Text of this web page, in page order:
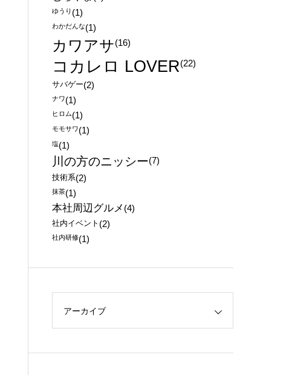
ゆうり (1)
わかだんな(1)
カワアサ(16)
コカレロ LOVER(22)
サバゲー(2)
ナワ(1)
ヒロム(1)
モモサワ(1)
塩(1)
川の方のニッシー(7)
技術系(2)
抹茶(1)
本社周辺グルメ (4)
社内イベント (2)
社内研修(1)
アーカイブ